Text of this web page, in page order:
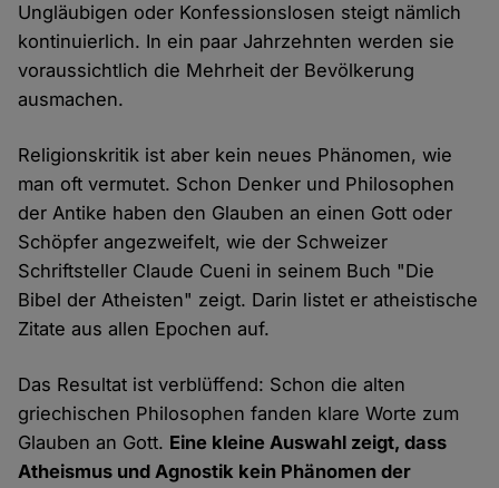
Ungläubigen oder Konfessionslosen steigt nämlich
kontinuierlich. In ein paar Jahrzehnten werden sie
voraussichtlich die Mehrheit der Bevölkerung
ausmachen.
Religionskritik ist aber kein neues Phänomen, wie
man oft vermutet. Schon Denker und Philosophen
der Antike haben den Glauben an einen Gott oder
Schöpfer angezweifelt, wie der Schweizer
Schriftsteller Claude Cueni in seinem Buch "Die
Bibel der Atheisten" zeigt. Darin listet er atheistische
Zitate aus allen Epochen auf.
Das Resultat ist verblüffend: Schon die alten
griechischen Philosophen fanden klare Worte zum
Glauben an Gott. Eine kleine Auswahl zeigt, dass
Atheismus und Agnostik kein Phänomen der